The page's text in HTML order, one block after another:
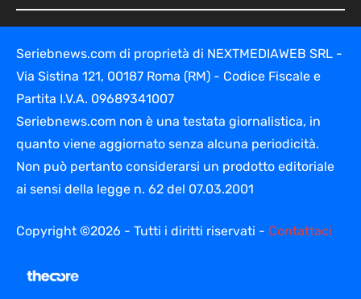
Seriebnews.com di proprietà di NEXTMEDIAWEB SRL -
Via Sistina 121, 00187 Roma (RM) - Codice Fiscale e
Partita I.V.A. 09689341007
Seriebnews.com non è una testata giornalistica, in
quanto viene aggiornato senza alcuna periodicità.
Non può pertanto considerarsi un prodotto editoriale
ai sensi della legge n. 62 del 07.03.2001
Copyright ©2026 - Tutti i diritti riservati - Contattaci